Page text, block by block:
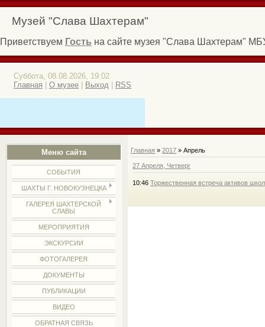
Музей "Слава Шахтерам"
Приветствуем Гость на сайте музея "Слава Шахтерам"
Суббота, 08.08.2026, 19:02
Главная | О музее | Выход | RSS
Меню сайта
СОБЫТИЯ
ШАХТЫ Г. НОВОКУЗНЕЦКА
ГАЛЕРЕЯ ШАХТЕРСКОЙ
СЛАВЫ
МЕРОПРИЯТИЯ
ЭКСКУРСИИ
ФОТОГАЛЕРЕЯ
ДОКУМЕНТЫ
ПУБЛИКАЦИИ
ВИДЕО
ОБРАТНАЯ СВЯЗЬ
Главная »2017 » Апрель
27 Апреля, Четверг
10:46 Торжественная встреча активов